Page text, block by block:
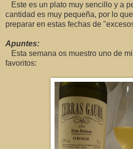
Este es un plato muy sencillo y a
cantidad es muy pequeña, por lo
preparar en estas fechas de
Apuntes:
Esta semana os muestro uno de
favoritos: